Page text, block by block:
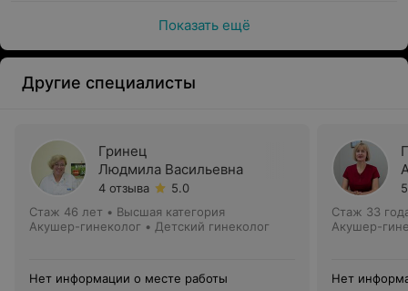
Показать ещё
Другие специалисты
Гринец
Людмила Васильевна
4 отзыва
5.0
Стаж 46 лет • Высшая категория
Акушер-гинеколог • Детский гинеколог
Нет информации о месте работы
Стаж 33
Акушер-
Нет